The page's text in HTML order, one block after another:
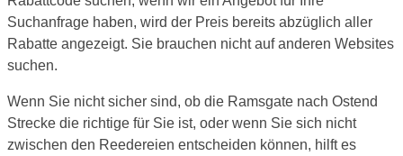
Suchanfrage haben, wird der Preis bereits abzüglich aller
Rabatte angezeigt. Sie brauchen nicht auf anderen Websites
suchen.
Wenn Sie nicht sicher sind, ob die Ramsgate nach Ostend
Strecke die richtige für Sie ist, oder wenn Sie sich nicht
zwischen den Reedereien entscheiden können, hilft es